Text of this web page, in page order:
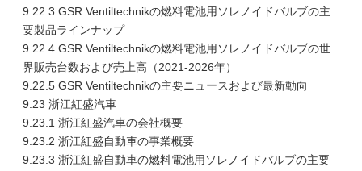
9.22.3 GSR Ventiltechnikの燃料電池用ソレノイドバルブの主
要製品ラインナップ
9.22.4 GSR Ventiltechnikの燃料電池用ソレノイドバルブの世
界販売台数および売上高（2021-2026年）
9.22.5 GSR Ventiltechnikの主要ニュースおよび最新動向
9.23 浙江紅盛汽車
9.23.1 浙江紅盛汽車の会社概要
9.23.2 浙江紅盛自動車の事業概要
9.23.3 浙江紅盛自動車の燃料電池用ソレノイドバルブの主要